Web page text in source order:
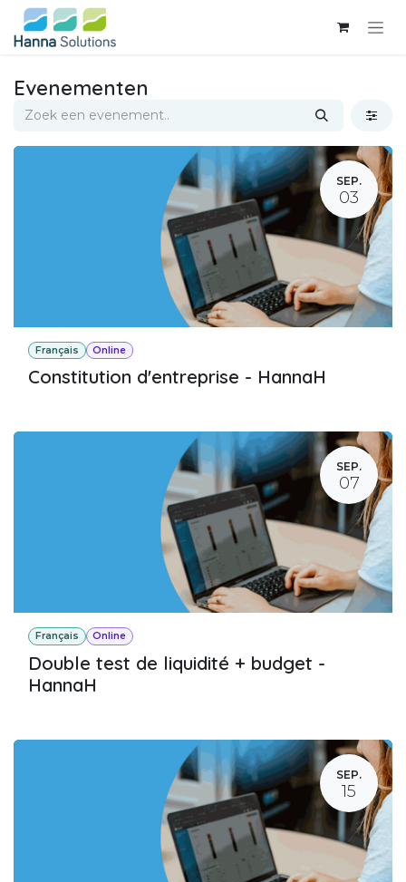
Overslaan naar inhoud
Evenementen
SEP.
03
Français Online
Constitution d'entreprise - HannaH
SEP.
07
Français Online
Double test de liquidité + budget -
HannaH
SEP.
15